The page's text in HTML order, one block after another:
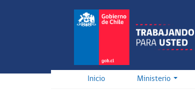
Inicio Ministerio